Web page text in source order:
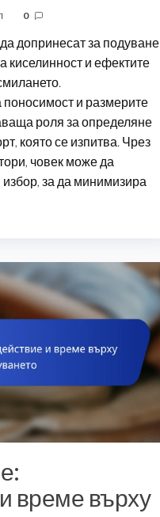
0
допринесат за подуване
киселинност и ефектите
и размерите
роля за определяне
която се изпитва. Чрез
човек може да
за да минимизира
време върху